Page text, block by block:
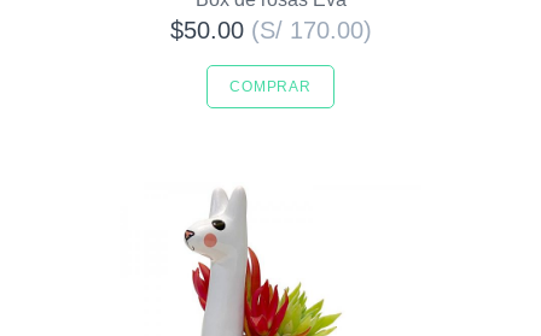
$50.00 (S/ 170.00)
COMPRAR